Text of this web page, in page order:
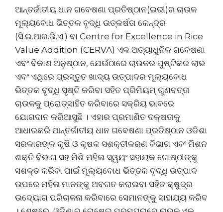
ଆନ୍ତର୍ଜାତୀୟ ଧାନ ଗବେଷଣା ପ୍ରତିଷ୍ଠାନ(ଇରୀ)ର ଚାଉଳ
ମୂଲ୍ୟବୋଧ ଭିତ୍ତକ ବୃଦ୍ଧି ଉତ୍କର୍ଷତା କେନ୍ଦ୍ର
(ସି.ଇ.ଆର.ଭି.ଏ.) ବା Centre for Excellence in Rice
Value Addition (CERVA) ଏକ ଅତ୍ୟାଧୁନିକ ଗବେଷଣା
ଏବଂ ବିକାଶ ଅନୁଷ୍ଠାନ, ଯେଉଁଠାରେ ଚାଉଳର ପୁଷ୍ଟିକର ଲାଭ
ଏବଂ ଏଥିରେ ପ୍ରସ୍ତୁତ ଖାଦ୍ୟ ଉତ୍ପାଦର ମୂଲ୍ୟବୋଧ
ଭିତ୍ତକ ବୃଦ୍ଧି ସୃଷ୍ଟି କରିବା ସହିତ ପ୍ରିମିୟମ୍ ଗୁଣବତ୍ତା
ଚାଉଳକୁ ପ୍ରୋତ୍ସାହିତ କରିବାରେ ସକ୍ରିୟ ଭାବରେ
ଯୋଗଦାନ କରିଆସୁଛି । ଏହାର ପ୍ରମାଣିତ ଦକ୍ଷତାକୁ
ଆଧାରକରି ଆନ୍ତର୍ଜାତୀୟ ଧାନ ଗବେଷଣା ପ୍ରତିଷ୍ଠାନ ଓଡିଶା
ସରକାରଙ୍କ କୃଷି ଓ କୃଷକ ସଶକ୍ତୀକରଣ ବିଭାଗ ଏବଂ ମିଶନ
ଶକ୍ତି ବିଭାଗ ସହ ମିଶି ମହିଳା ସ୍ୱୟଂ ସହାୟକ ଗୋଷ୍ଠୀଙ୍କୁ
ସଶକ୍ତ କରିବା ପାଇଁ ମୂଲ୍ୟବୋଧ ଭିତ୍ତକ ବୃଦ୍ଧି ଉତ୍ପାଦ
ଉପରେ ମହିଳା ମାନଙ୍କୁ ଅବଗତ କରାଇବା ସହିତ କ୍ଷୁଦ୍ର
ଉଦ୍ୟୋଗ ପରିଚାଳନା କରିବାରେ ସେମାନଙ୍କୁ ସାହାଯ୍ୟ କରିବ